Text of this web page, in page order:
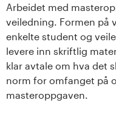
Arbeidet med
veiledning. Formen på
enkelte student og
levere inn skriftlig
klar avtale om hva det
norm for omfanget på
masteroppgaven.